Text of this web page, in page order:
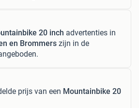
20 inch advertenties in
en Brommers zijn in de
prijs van een Mountainbike 20